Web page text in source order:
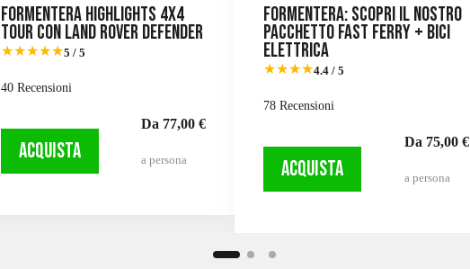
Formentera Highlights 4X4
Tour con Land Rover Defender
★★★★★5 / 5
40 Recensioni
ACQUISTA
Da 77,00 €
a persona
Formentera: scopri il nostro
pacchetto fast ferry + bici
elettrica
★★★★4.4 / 5
78 Recensioni
ACQUISTA
Da 75,00 €
a persona